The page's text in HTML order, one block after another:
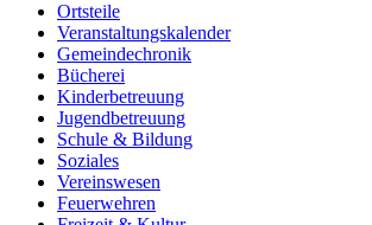
Ortsteile
Veranstaltungskalender
Gemeindechronik
Bücherei
Kinderbetreuung
Jugendbetreuung
Schule & Bildung
Soziales
Vereinswesen
Feuerwehren